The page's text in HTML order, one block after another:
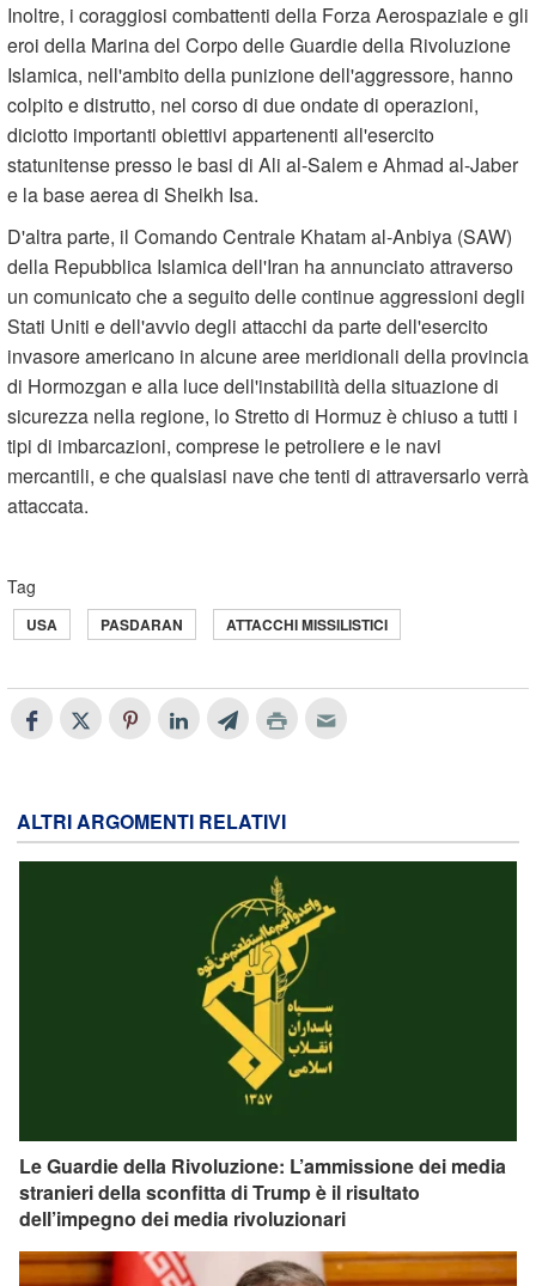
Inoltre, i coraggiosi combattenti della Forza Aerospaziale e gli
eroi della Marina del Corpo delle Guardie della Rivoluzione
Islamica, nell'ambito della punizione dell'aggressore, hanno
colpito e distrutto, nel corso di due ondate di operazioni,
diciotto importanti obiettivi appartenenti all'esercito
statunitense presso le basi di Ali al-Salem e Ahmad al-Jaber
e la base aerea di Sheikh Isa.
D'altra parte, il Comando Centrale Khatam al-Anbiya (SAW)
della Repubblica Islamica dell'Iran ha annunciato attraverso
un comunicato che a seguito delle continue aggressioni degli
Stati Uniti e dell'avvio degli attacchi da parte dell'esercito
invasore americano in alcune aree meridionali della provincia
di Hormozgan e alla luce dell'instabilità della situazione di
sicurezza nella regione, lo Stretto di Hormuz è chiuso a tutti i
tipi di imbarcazioni, comprese le petroliere e le navi
mercantili, e che qualsiasi nave che tenti di attraversarlo verrà
attaccata.
Tag
USA PASDARAN ATTACCHI MISSILISTICI
ALTRI ARGOMENTI RELATIVI
Le Guardie della Rivoluzione: L’ammissione dei media
stranieri della sconfitta di Trump è il risultato
dell’impegno dei media rivoluzionari